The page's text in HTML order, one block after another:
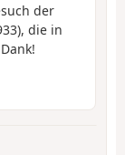
der
die in